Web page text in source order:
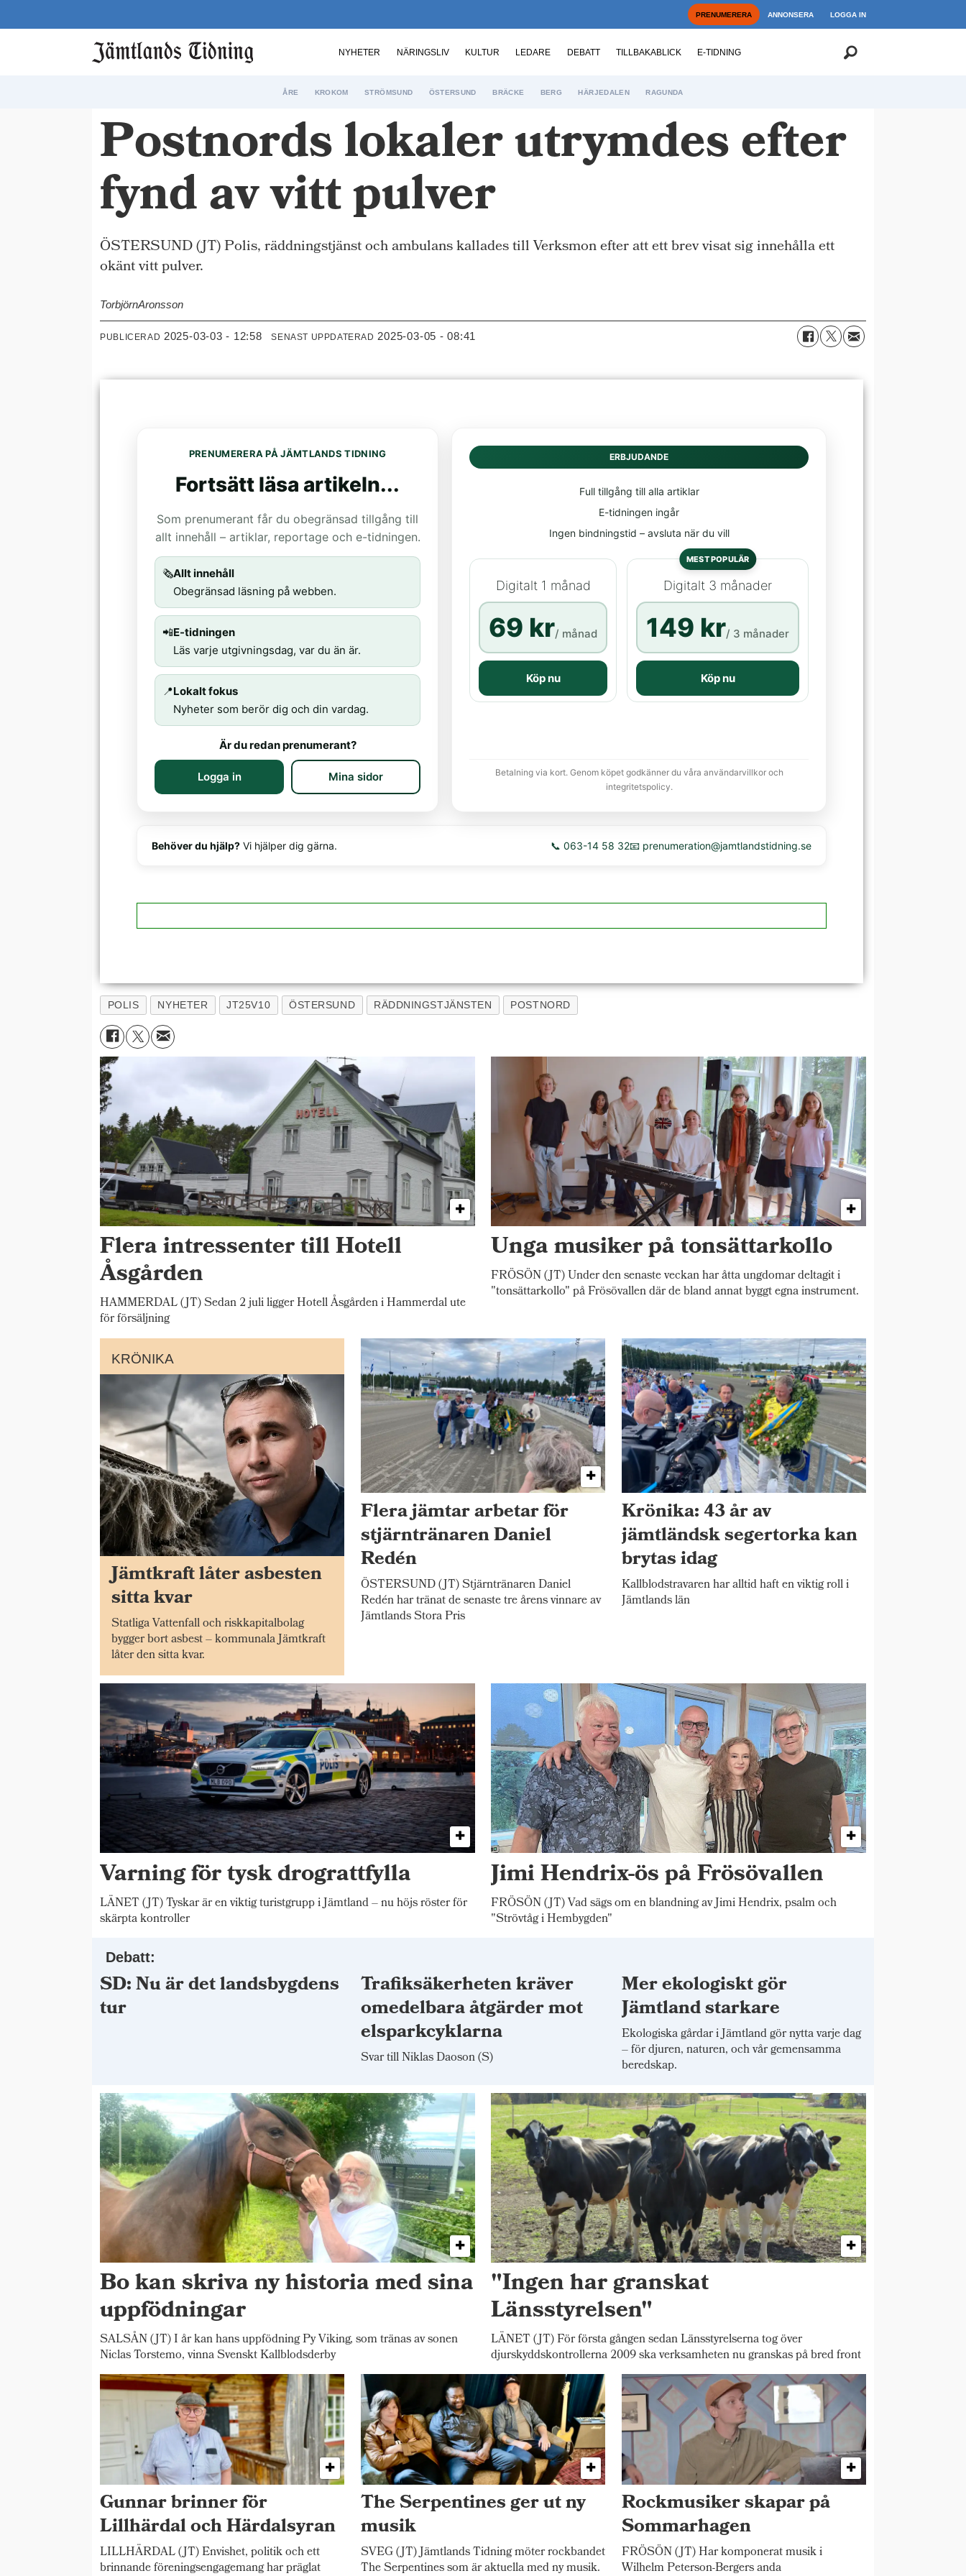
PRENUMERERA ANNONSERA LOGGA IN
NYHETER NÄRINGSLIV KULTUR LEDARE DEBATT TILLBAKABLICK E-TIDNING
ÅRE KROKOM STRÖMSUND ÖSTERSUND BRÄCKE BERG HÄRJEDALEN RAGUNDA
Postnords lokaler utrymdes efter
fynd av vitt pulver
ÖSTERSUND (JT) Polis, räddningstjänst och ambulans kallades till Verksmon efter att ett brev visat sig innehålla ett
okänt vitt pulver.
TorbjörnAronsson
PUBLICERAD 2025-03-03 - 12:58 SENAST UPPDATERAD 2025-03-05 - 08:41
PRENUMERERA PÅ JÄMTLANDS TIDNING
Fortsätt läsa artikeln...
Som prenumerant får du obegränsad tillgång till
allt innehåll – artiklar, reportage och e-tidningen.
🗞️Allt innehåll
Obegränsad läsning på webben.
📲E-tidningen
Läs varje utgivningsdag, var du än är.
📍Lokalt fokus
Nyheter som berör dig och din vardag.
Är du redan prenumerant?
Logga in Mina sidor
ERBJUDANDE
Full tillgång till alla artiklar
E-tidningen ingår
Ingen bindningstid – avsluta när du vill
Digitalt 1 månad
69 kr/ månad
Köp nu
MEST POPULÄR
Digitalt 3 månader
149 kr/ 3 månader
Köp nu
Betalning via kort. Genom köpet godkänner du våra användarvillkor och
integritetspolicy.
Behöver du hjälp? Vi hjälper dig gärna. 📞 063-14 58 32📧 prenumeration@jamtlandstidning.se
POLIS NYHETER JT25V10 ÖSTERSUND RÄDDNINGSTJÄNSTEN POSTNORD
Flera intressenter till Hotell
Åsgården
HAMMERDAL (JT) Sedan 2 juli ligger Hotell Åsgården i Hammerdal ute
för försäljning
Unga musiker på tonsättarkollo
FRÖSÖN (JT) Under den senaste veckan har åtta ungdomar deltagit i
"tonsättarkollo" på Frösövallen där de bland annat byggt egna instrument.
KRÖNIKA
Jämtkraft låter asbesten
sitta kvar
Statliga Vattenfall och riskkapitalbolag
bygger bort asbest – kommunala Jämtkraft
låter den sitta kvar.
Flera jämtar arbetar för
stjärntränaren Daniel
Redén
ÖSTERSUND (JT) Stjärntränaren Daniel
Redén har tränat de senaste tre årens vinnare av
Jämtlands Stora Pris
Krönika: 43 år av
jämtländsk segertorka kan
brytas idag
Kallblodstravaren har alltid haft en viktig roll i
Jämtlands län
Varning för tysk drograttfylla
LÄNET (JT) Tyskar är en viktig turistgrupp i Jämtland – nu höjs röster för
skärpta kontroller
Jimi Hendrix-ös på Frösövallen
FRÖSÖN (JT) Vad sägs om en blandning av Jimi Hendrix, psalm och
"Strövtåg i Hembygden"
Debatt:
SD: Nu är det landsbygdens
tur
Trafiksäkerheten kräver
omedelbara åtgärder mot
elsparkcyklarna
Svar till Niklas Daoson (S)
Mer ekologiskt gör
Jämtland starkare
Ekologiska gårdar i Jämtland gör nytta varje dag
– för djuren, naturen, och vår gemensamma
beredskap.
Bo kan skriva ny historia med sina
uppfödningar
SALSÅN (JT) I år kan hans uppfödning Py Viking, som tränas av sonen
Niclas Torstemo, vinna Svenskt Kallblodsderby
"Ingen har granskat
Länsstyrelsen"
LÄNET (JT) För första gången sedan Länsstyrelserna tog över
djurskyddskontrollerna 2009 ska verksamheten nu granskas på bred front
Gunnar brinner för
Lillhärdal och Härdalsyran
LILLHÄRDAL (JT) Envishet, politik och ett
brinnande föreningsengagemang har präglat
The Serpentines ger ut ny
musik
SVEG (JT) Jämtlands Tidning möter rockbandet
The Serpentines som är aktuella med ny musik.
Rockmusiker skapar på
Sommarhagen
FRÖSÖN (JT) Har komponerat musik i
Wilhelm Peterson-Bergers anda